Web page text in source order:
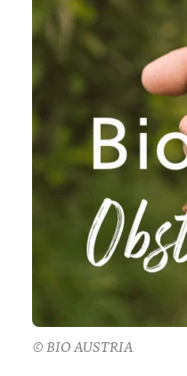
© BIO AUSTRIA